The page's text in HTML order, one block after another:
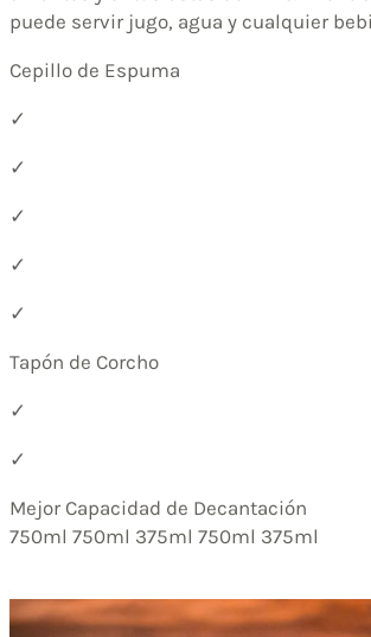
puede servir jugo, agua y cualquier
Cepillo de Espuma
✓
✓
✓
✓
✓
Tapón de Corcho
✓
✓
Mejor Capacidad de Decantación
750ml 750ml 375ml 750ml 375ml